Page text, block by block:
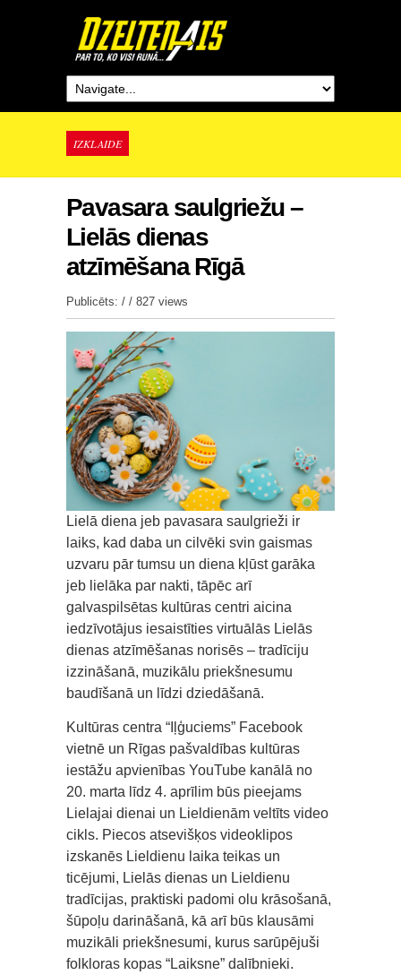
IZKLAIDE
Pavasara saulgriežu –
Lielās dienas
atzīmēšana Rīgā
Publicēts: / / 827 views
Lielā diena jeb pavasara saulgrieži ir
laiks, kad daba un cilvēki svin gaismas
uzvaru pār tumsu un diena kļūst garāka
jeb lielāka par nakti, tāpēc arī
galvaspilsētas kultūras centri aicina
iedzīvotājus iesaistīties virtuālās Lielās
dienas atzīmēšanas norisēs – tradīciju
izzināšanā, muzikālu priekšnesumu
baudīšanā un līdzi dziedāšanā.
Kultūras centra “Iļģuciems” Facebook
vietnē un Rīgas pašvaldības kultūras
iestāžu apvienības YouTube kanālā no
20. marta līdz 4. aprīlim būs pieejams
Lielajai dienai un Lieldienām veltīts video
cikls. Piecos atsevišķos videoklipos
izskanēs Lieldienu laika teikas un
ticējumi, Lielās dienas un Lieldienu
tradīcijas, praktiski padomi olu krāsošanā,
šūpoļu darināšanā, kā arī būs klausāmi
muzikāli priekšnesumi, kurus sarūpējuši
folkloras kopas “Laiksne” dalībnieki.